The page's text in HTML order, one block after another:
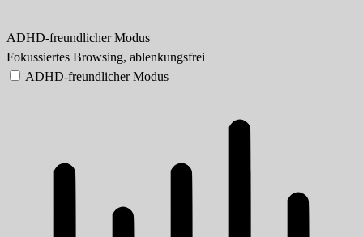
ADHD-freundlicher Modus
Fokussiertes Browsing, ablenkungsfrei
ADHD-freundlicher Modus